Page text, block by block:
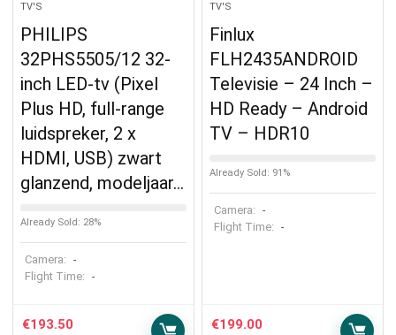
TV'S
PHILIPS
32PHS5505/12 32-
inch LED-tv (Pixel
Plus HD, full-range
luidspreker, 2 x
HDMI, USB) zwart
glanzend, modeljaar…
Already Sold: 28%
Camera: -
Flight Time: -
€193.50
TV'S
Finlux
FLH2435ANDROID
Televisie – 24 Inch –
HD Ready – Android
TV – HDR10
Already Sold: 91%
Camera: -
Flight Time: -
€199.00